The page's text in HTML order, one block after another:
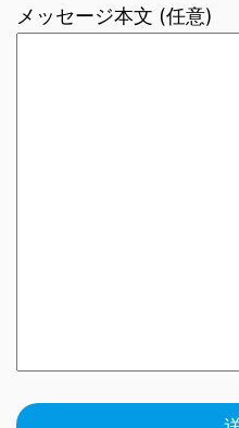
メッセージ本文 (任意)